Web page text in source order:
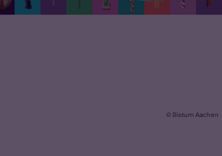
© Bistum Aachen